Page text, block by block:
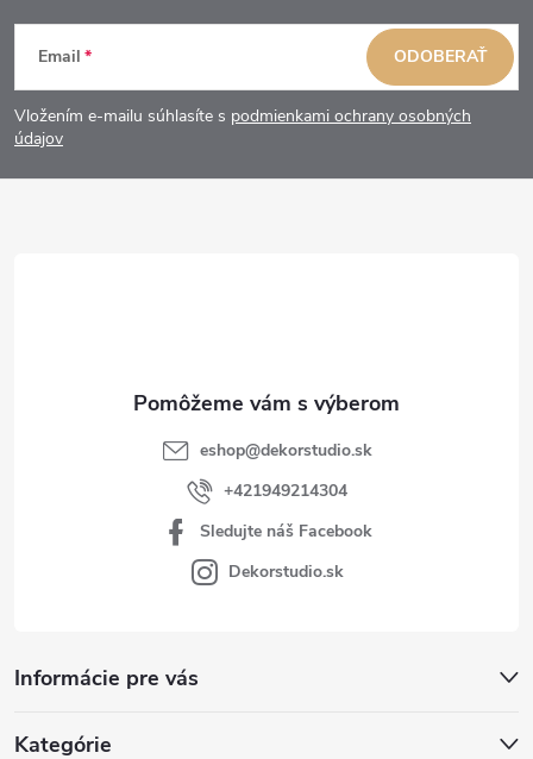
Z
á
p
Email
Vložením e-mailu súhlasíte s podmienkami ochrany osobných
údajov
ODOBERAŤ
Informácie pre vás
Kategórie
eshop@dekorstudio.sk
+421949214304
Sledujte náš Facebook
Dekorstudio.sk